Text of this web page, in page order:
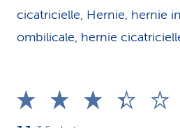
cicatricielle, Hernie, hernie
ombilicale, hernie